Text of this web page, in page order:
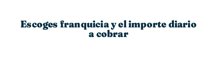
Escoges franquicia y el importe diario
a cobrar